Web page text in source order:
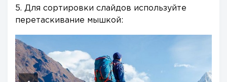
5. Для сортировки слайдов используйте
перетаскивание мышкой: